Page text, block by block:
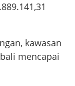
kawasan
mencapai